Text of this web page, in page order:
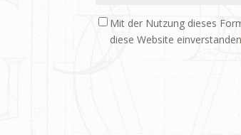
Mit der Nutzung dieses
diese Website